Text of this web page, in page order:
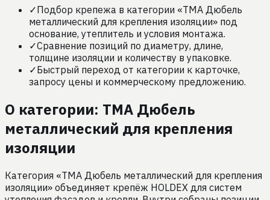
✓Подбор крепежа в категории «TMA Дюбель
металлический для крепления изоляции» под
основание, утеплитель и условия монтажа.
✓Сравнение позиций по диаметру, длине,
толщине изоляции и количеству в упаковке.
✓Быстрый переход от категории к карточке,
запросу цены и коммерческому предложению.
О категории: TMA Дюбель
металлический для крепления
изоляции
Категория «TMA Дюбель металлический для крепления
изоляции» объединяет крепёж HOLDEX для систем